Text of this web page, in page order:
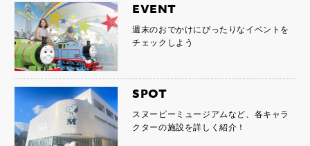
EVENT
週末のおでかけにぴったりなイベントを
チェックしよう
SPOT
スヌーピーミュージアムなど、各キャラ
クターの施設を詳しく紹介！